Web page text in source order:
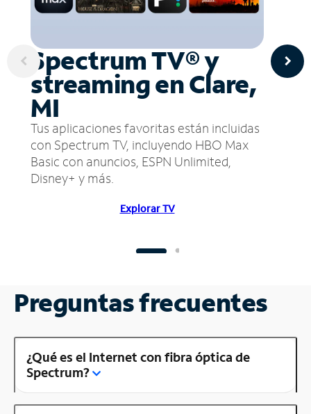
Spectrum TV® y
streaming en Clare,
MI
Tus aplicaciones favoritas están incluidas
con Spectrum TV, incluyendo HBO Max
Basic con anuncios, ESPN Unlimited,
Disney+ y más.
Explorar TV
Preguntas frecuentes
¿Qué es el Internet con fibra óptica de
Spectrum?